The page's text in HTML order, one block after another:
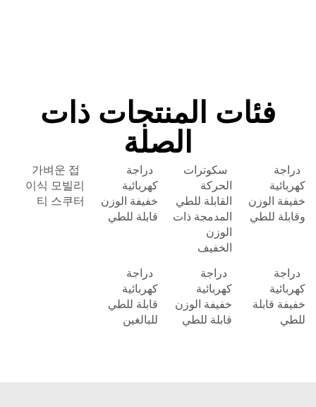
فئات المنتجات ذات
الصلة
دراجة
كهربائية
خفيفة الوزن
وقابلة للطي
سكوترات
الحركة
القابلة للطي
المدمجة ذات
الوزن
الخفيف
دراجة
كهربائية
خفيفة الوزن
قابلة للطي
가벼운 접
이식 모빌리
티 스쿠터
دراجة
كهربائية
خفيفة قابلة
للطي
دراجة
كهربائية
خفيفة الوزن
قابلة للطي
دراجة
كهربائية
قابلة للطي
للبالغين